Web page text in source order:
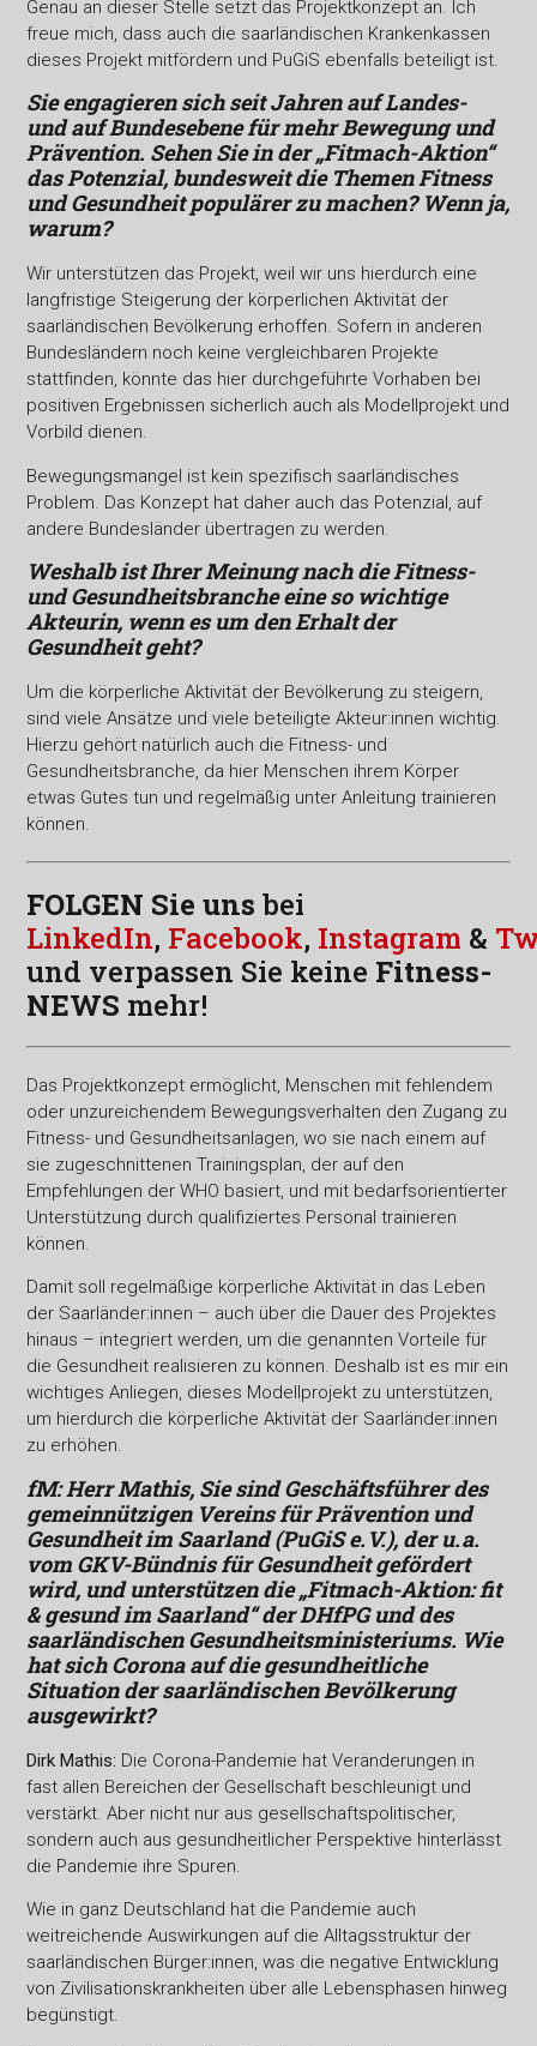
Genau an dieser Stelle setzt das Projektkonzept an. Ich
freue mich, dass auch die saarländischen Krankenkassen
dieses Projekt mitfördern und PuGiS ebenfalls beteiligt ist.
Sie engagieren sich seit Jahren auf Landes-
und auf Bundesebene für mehr Bewegung und
Prävention. Sehen Sie in der „Fitmach-Aktion“
das Potenzial, bundesweit die ThemenFitness
und Gesundheit populärer zu machen? Wenn ja,
warum?
Wir unterstützen das Projekt, weil wir uns hierdurch eine
langfristige Steigerung der körperlichen Aktivität der
saarländischen Bevölkerung erhoffen. Sofern in anderen
Bundesländern noch keine vergleichbaren Projekte
stattfinden, könnte das hier durchgeführte Vorhaben bei
positiven Ergebnissen sicherlich auch als Modellprojekt und
Vorbild dienen.
Bewegungsmangel ist kein spezifisch saarländisches
Problem. Das Konzept hat daher auch das Potenzial, auf
andere Bundesländer übertragen zu werden.
Weshalb ist Ihrer Meinung nach die Fitness-
und Gesundheitsbranche eine so wichtige
Akteurin, wenn es um den Erhalt der
Gesundheit geht?
Um die körperliche Aktivität der Bevölkerung zu steigern,
sind viele Ansätze und viele beteiligte Akteur:innen wichtig.
Hierzu gehört natürlich auch die Fitness- und
Gesundheitsbranche, da hier Menschen ihrem Körper
etwas Gutes tun und regelmäßig unter Anleitung trainieren
können.
FOLGEN Sie uns bei
LinkedIn, Facebook, Instagram &
und verpassen Sie keine Fitness-
NEWS mehr!
Das Projektkonzept ermöglicht, Menschen mit fehlendem
oder unzureichendem Bewegungsverhalten den Zugang zu
Fitness- und Gesundheitsanlagen, wo sie nach einem auf
sie zugeschnittenen Trainingsplan, der auf den
Empfehlungen der WHO basiert, und mit bedarfsorientierter
Unterstützung durch qualifiziertes Personal trainieren
können.
Damit soll regelmäßige körperliche Aktivität in das Leben
der Saarländer:innen – auch über die Dauer des Projektes
hinaus – integriert werden, um die genannten Vorteile für
die Gesundheit realisieren zu können. Deshalb ist es mir ein
wichtiges Anliegen, dieses Modellprojekt zu unterstützen,
um hierdurch die körperliche Aktivität der Saarländer:innen
zu erhöhen.
fM: Herr Mathis, Sie sind Geschäftsführer des
gemeinnützigen Vereins für Prävention und
Gesundheit im Saarland (PuGiS e. V.), der u. a.
vom GKV-Bündnis für Gesundheit gefördert
wird, und unterstützen die „Fitmach-Aktion: fit
& gesund im Saarland“ der DHfPG und des
saarländischen Gesundheitsministeriums. Wie
hat sich Corona auf die gesundheitliche
Situation der saarländischen Bevölkerung
ausgewirkt?
Dirk Mathis: Die Corona-Pandemie hat Veränderungen in
fast allen Bereichen der Gesellschaft beschleunigt und
verstärkt. Aber nicht nur aus gesellschaftspolitischer,
sondern auch aus gesundheitlicher Perspektive hinterlässt
die Pandemie ihre Spuren.
Wie in ganz Deutschland hat die Pandemie auch
weitreichende Auswirkungen auf die Alltagsstruktur der
saarländischen Bürger:innen, was die negative Entwicklung
von Zivilisationskrankheiten über alle Lebensphasen hinweg
begünstigt.